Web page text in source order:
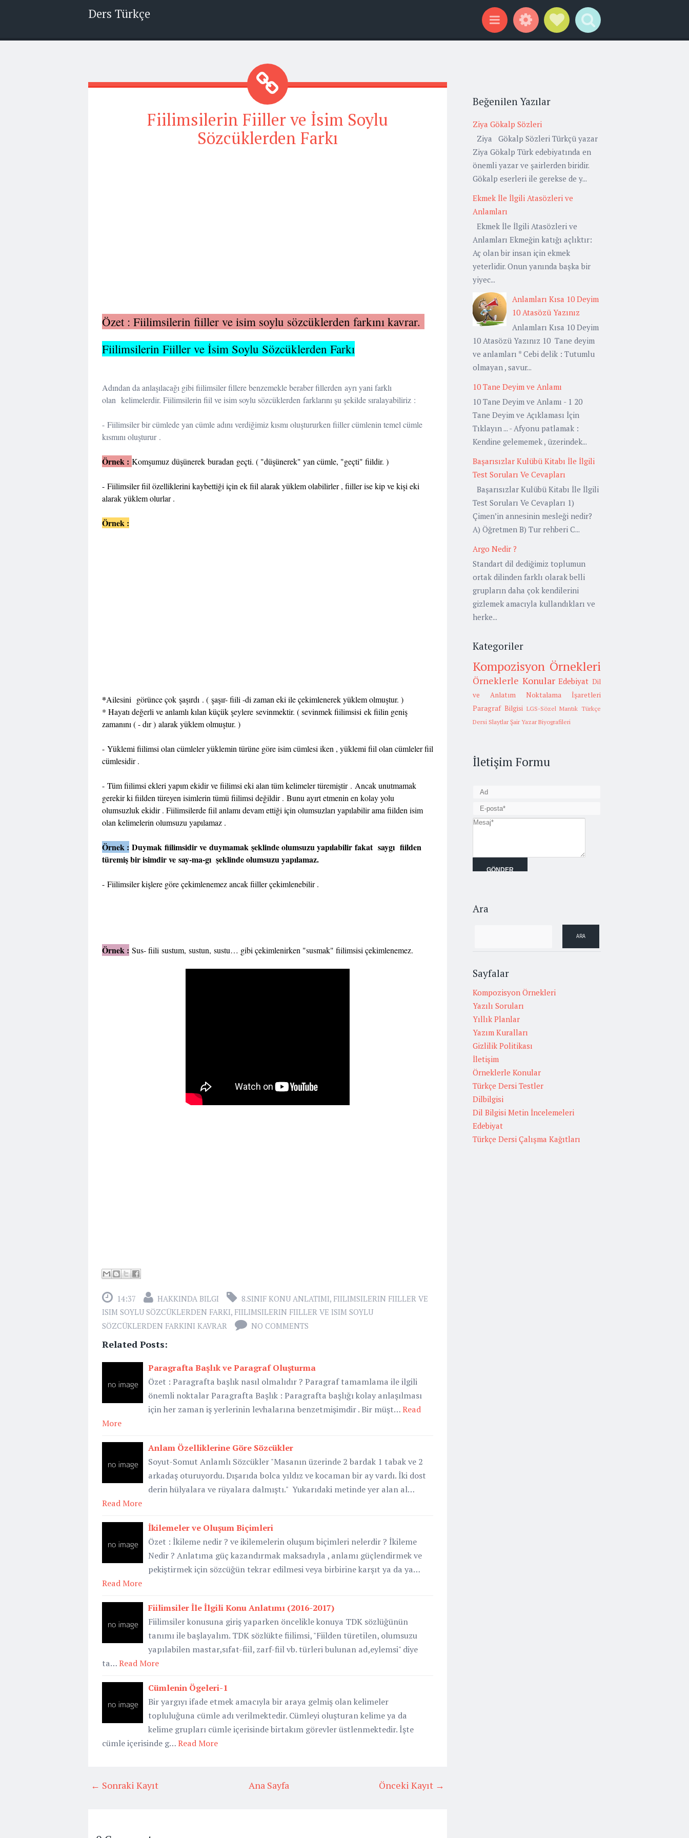
Ders Türkçe
Menu WidgetsSocial Links
Search
Fiilimsilerin Fiiller ve İsim Soylu
Sözcüklerden Farkı
Özet : Fiilimsilerin fiiller ve isim soylu sözcüklerden farkını kavrar.
Fiilimsilerin Fiiller ve İsim Soylu Sözcüklerden Farkı
Adından da anlaşılacağı gibi fiilimsiler fillere benzemekle beraber fillerden ayrı yani farklı
olan kelimelerdir. Fiilimsilerin fiil ve isim soylu sözcüklerden farklarını şu şekilde sıralayabiliriz :
- Fiilimsiler bir cümlede yan cümle adını verdiğimiz kısmı oluştururken fiiller cümlenin temel cümle
kısmını oluşturur .
Örnek : Komşumuz düşünerek buradan geçti. ( "düşünerek" yan cümle, "geçti" fiildir. )
- Fiilimsiler fiil özelliklerini kaybettiği için ek fiil alarak yüklem olabilirler , fiiller ise kip ve kişi eki
alarak yüklem olurlar .
Örnek :
*Ailesini görünce çok şaşırdı . ( şaşır- fiili -di zaman eki ile çekimlenerek yüklem olmuştur. )
* Hayatı değerli ve anlamlı kılan küçük şeylere sevinmektir. ( sevinmek fiilimsisi ek fiilin geniş
zamanını ( - dır ) alarak yüklem olmuştur. )
- Yüklemi fiilimsi olan cümleler yüklemin türüne göre isim cümlesi iken , yüklemi fiil olan cümleler fiil
cümlesidir .
- Tüm fiilimsi ekleri yapım ekidir ve fiilimsi eki alan tüm kelimeler türemiştir . Ancak unutmamak
gerekir ki fiilden türeyen isimlerin tümü fiilimsi değildir . Bunu ayırt etmenin en kolay yolu
olumsuzluk ekidir . Fiilimsilerde fiil anlamı devam ettiği için olumsuzları yapılabilir ama fiilden isim
olan kelimelerin olumsuzu yapılamaz .
Örnek : Duymak fiilimsidir ve duymamak şeklinde olumsuzu yapılabilir fakat saygı fiilden
türemiş bir isimdir ve say-ma-gı şeklinde olumsuzu yapılamaz.
- Fiilimsiler kişlere göre çekimlenemez ancak fiiller çekimlenebilir .
Örnek : Sus- fiili sustum, sustun, sustu… gibi çekimlenirken "susmak" fiilimsisi çekimlenemez.
14:37 HAKKINDA BILGI 8.SINIF KONU ANLATIMI, FIILIMSILERIN FIILLER VE
ISIM SOYLU SÖZCÜKLERDEN FARKI, FIILIMSILERIN FIILLER VE ISIM SOYLU
SÖZCÜKLERDEN FARKINI KAVRAR
NO COMMENTS
Related Posts:
Paragrafta Başlık ve Paragraf Oluşturma
Özet : Paragrafta başlık nasıl olmalıdır ? Paragraf tamamlama ile ilgili
önemli noktalar Paragrafta Başlık : Paragrafta başlığı kolay anlaşılması
için her zaman iş yerlerinin levhalarına benzetmişimdir . Bir müşt…Read
More
Anlam Özelliklerine Göre Sözcükler
Soyut-Somut Anlamlı Sözcükler "Masanın üzerinde 2 bardak 1 tabak ve 2
arkadaş oturuyordu. Dışarıda bolca yıldız ve kocaman bir ay vardı. İki dost
derin hülyalara ve rüyalara dalmıştı." Yukarıdaki metinde yer alan al…
Read More
İkilemeler ve Oluşum Biçimleri
Özet : İkileme nedir ? ve ikilemelerin oluşum biçimleri nelerdir ? İkileme
Nedir ? Anlatıma güç kazandırmak maksadıyla , anlamı güçlendirmek ve
pekiştirmek için sözcüğün tekrar edilmesi veya birbirine karşıt ya da ya…
Read More
Fiilimsiler İle İlgili Konu Anlatımı (2016-2017)
Fiilimsiler konusuna giriş yaparken öncelikle konuya TDK sözlüğünün
tanımı ile başlayalım. TDK sözlükte fiilimsi, "Fiilden türetilen, olumsuzu
yapılabilen mastar,sıfat-fiil, zarf-fiil vb. türleri bulunan ad,eylemsi" diye
ta…Read More
Cümlenin Ögeleri-1
Bir yargıyı ifade etmek amacıyla bir araya gelmiş olan kelimeler
topluluğuna cümle adı verilmektedir. Cümleyi oluşturan kelime ya da
kelime grupları cümle içerisinde birtakım görevler üstlenmektedir. İşte
cümle içerisinde g…Read More
← Sonraki Kayıt Önceki Kayıt →
Ana Sayfa
Beğenilen Yazılar
Ziya Gökalp Sözleri
Ziya Gökalp Sözleri Türkçü yazar
Ziya Gökalp Türk edebiyatında en
önemli yazar ve şairlerden biridir.
Gökalp eserleri ile gerekse de y...
Ekmek İle İlgili Atasözleri ve
Anlamları
Ekmek İle İlgili Atasözleri ve
Anlamları Ekmeğin katığı açlıktır:
Aç olan bir insan için ekmek
yeterlidir. Onun yanında başka bir
yiyec...
Anlamları Kısa 10 Deyim
10 Atasözü Yazınız
Anlamları Kısa 10 Deyim
10 Atasözü Yazınız 10 Tane deyim
ve anlamları * Cebi delik : Tutumlu
olmayan , savur...
10 Tane Deyim ve Anlamı
10 Tane Deyim ve Anlamı - 1 20
Tane Deyim ve Açıklaması İçin
Tıklayın ... - Afyonu patlamak :
Kendine gelememek , üzerindek...
Başarısızlar Kulübü Kitabı İle İlgili
Test Soruları Ve Cevapları
Başarısızlar Kulübü Kitabı İle İlgili
Test Soruları Ve Cevapları 1)
Çimen’in annesinin mesleği nedir?
A) Öğretmen B) Tur rehberi C...
Argo Nedir ?
Standart dil dediğimiz toplumun
ortak dilinden farklı olarak belli
grupların daha çok kendilerini
gizlemek amacıyla kullandıkları ve
herke...
Kategoriler
Kompozisyon Örnekleri
Örneklerle Konular Edebiyat Dil
ve Anlatım
Noktalama İşaretleri
Paragraf Bilgisi LGS-Sözel Mantık Türkçe
Dersi Slaytlar Şair Yazar Biyografileri
İletişim Formu
Ara
Sayfalar
Kompozisyon Örnekleri
Yazılı Soruları
Yıllık Planlar
Yazım Kuralları
Gizlilik Politikası
İletişim
Örneklerle Konular
Türkçe Dersi Testler
Dilbilgisi
Dil Bilgisi Metin İncelemeleri
Edebiyat
Türkçe Dersi Çalışma Kağıtları